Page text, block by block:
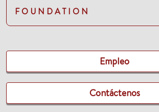
FOUNDATION
Empleo
Contáctenos